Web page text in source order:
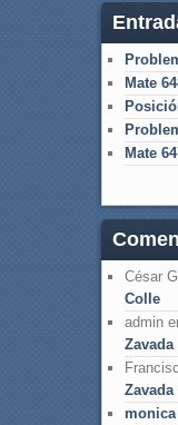
Mate
Mate
César
Colle
admin
Zavada
Zavada